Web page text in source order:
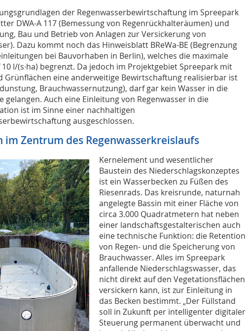
der Regenwasserbewirtschaftung im Spreepark
DWA-A 117 (Bemessung von Regenrückhalteräumen) und
Bau und Betrieb von Anlagen zur Versickerung von
Dazu kommt noch das Hinweisblatt BReWa-BE (Begrenzung
bei Bauvorhaben in Berlin), welches die maximale
l/(s∙ha) begrenzt. Da jedoch im Projektgebiet Spreepark mit
Grünflächen eine anderweitige Bewirtschaftung realisierbar ist
Brauchwassernutzung), darf gar kein Wasser in die
gelangen. Auch eine Einleitung von Regenwasser in die
ist im Sinne einer nachhaltigen
ausgeschlossen.
im Zentrum des Regenwasserkreislaufs
Kernelement und wesentlicher
Baustein des Niederschlagskonzeptes
ist ein Wasserbecken zu Füßen des
Riesenrads. Das kreisrunde, naturnah
angelegte Bassin mit einer Fläche von
circa 3.000 Quadratmetern hat neben
einer landschaftsgestalterischen auch
eine technische Funktion: die Retention
von Regen- und die Speicherung von
Brauchwasser. Alles im Spreepark
anfallende Niederschlagswasser, das
nicht direkt auf den Vegetationsflächen
versickern kann, ist zur Einleitung in
das Becken bestimmt. „Der Füllstand
soll in Zukunft per intelligenter digitaler
Steuerung permanent überwacht und